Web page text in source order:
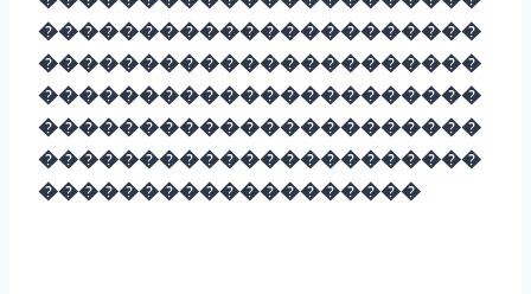
����������������������
����������������������
����������������������
����������������������
����������������������
�������������������